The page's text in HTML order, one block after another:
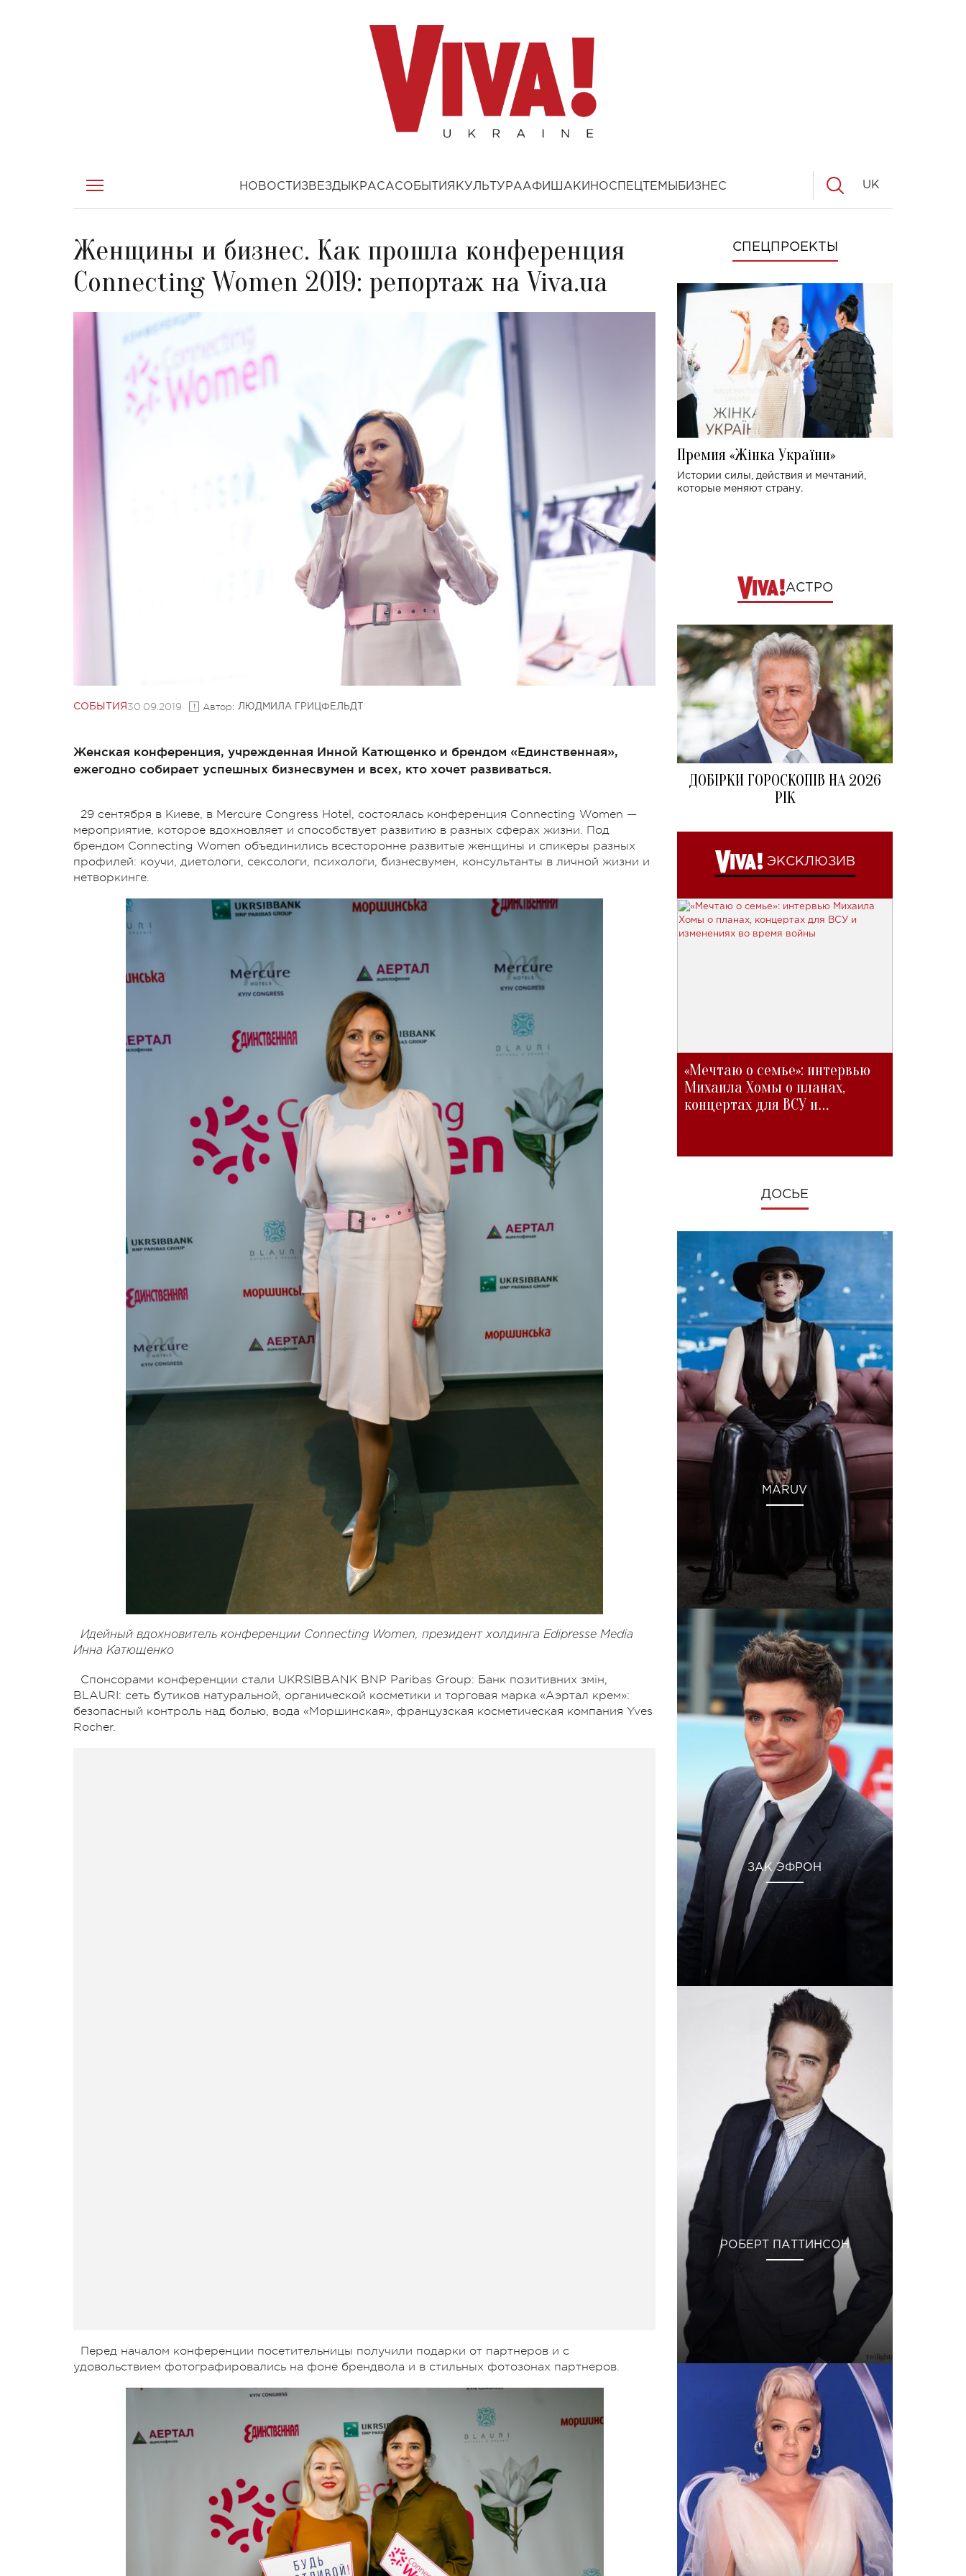
НОВОСТИ ЗВЕЗДЫ КРАСАСОБЫТИЯ КУЛЬТУРААФИША КИНОСПЕЦТЕМЫ БИЗНЕС UK
Женщины и бизнес. Как прошла конференция
Connecting Women 2019: репортаж на Viva.ua
СОБЫТИЯ 30.09.2019 Автор: ЛЮДМИЛА ГРИЦФЕЛЬДТ
Женская конференция, учрежденная Инной Катющенко и брендом «Единственная»,
ежегодно собирает успешных бизнесвумен и всех, кто хочет развиваться.
29 сентября в Киеве, в Mercure Congress Hotel, состоялась конференция Connecting Womеn —
мероприятие, которое вдохновляет и способствует развитию в разных сферах жизни. Под
брендом Connecting Womеn объединились всесторонне развитые женщины и спикеры разных
профилей: коучи, диетологи, сексологи, психологи, бизнесвумен, консультанты в личной жизни и
нетворкинге.
Идейный вдохновитель конференции Connecting Women, президент холдинга Edipresse Media
Инна Катющенко
Спонсорами конференции стали UKRSIBBANK BNP Paribas Group: Банк позитивних змін,
BLAURI: сеть бутиков натуральной, органической косметики и торговая марка «Аэртал крем»:
безопасный контроль над болью, вода «Моршинская», французская косметическая компания Yves
Rocher.
Перед началом конференции посетительницы получили подарки от партнеров и с
удовольствием фотографировались на фоне брендвола и в стильных фотозонах партнеров.
СПЕЦПРОЕКТЫ
Премия «Жінка України»
Истории силы, действия и мечтаний,
которые меняют страну.
АСТРО
ДОБІРКИ ГОРОСКОПІВ НА 2026
РІК
ЭКСКЛЮЗИВ
«Мечтаю о семье»: интервью
Михаила Хомы о планах,
концертах для ВСУ и
ДОСЬЕ
MARUV
ЗАК ЭФРОН
РОБЕРТ ПАТТИНСОН